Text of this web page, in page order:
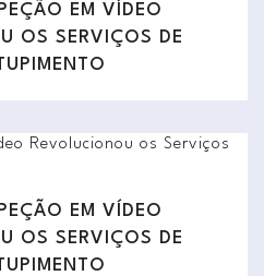
EM VÍDEO
OS SERVIÇOS DE
EM VÍDEO
OS SERVIÇOS DE